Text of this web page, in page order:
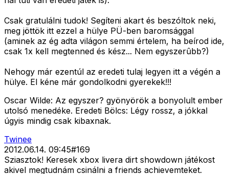
Csak gratulálni tudok! Segíteni akart és beszóltok neki,
meg jöttök itt ezzel a hülye PÜ-ben baromsággal
(aminek az ég adta világon semmi értelem, ha beírod ide,
csak 1x kell megtenned és kész... Nem egyszerûbb?)
Nehogy már ezentúl az eredeti tulaj legyen itt a végén a
hülye. El kéne már gondolkodni gyerekek!!!
Oscar Wilde: Az egyszer? gyönyörök a bonyolult ember
utolsó menedéke. Eredeti Bölcs: Légy rossz, a jókkal
úgyis mindig csak kibaxnak.
Twinee
2012.06.14. 09:45#169
Sziasztok! Keresek xbox livera dirt showdown játékost
akivel megtudnám csinálni a friends achievemteket.